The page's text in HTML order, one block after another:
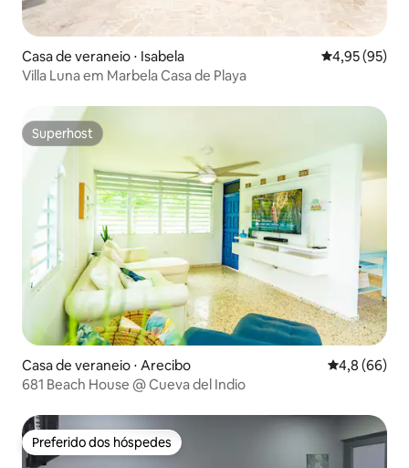
Casa de veraneio ⋅ Isabela 4,95 de uma
4,95 (95)
Villa Luna em Marbela Casa de Playa
Superhost
Superhost
Casa de veraneio ⋅ Arecibo 4,8 de uma
4,8 (66)
681 Beach House @ Cueva del Indio
Preferido dos hóspedes
Preferido dos hóspedes